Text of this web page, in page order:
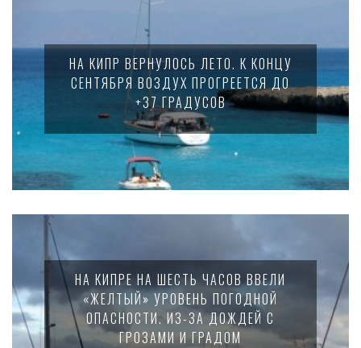
НА КИПР ВЕРНУЛОСЬ ЛЕТО. К КОНЦУ
СЕНТЯБРЯ ВОЗДУХ ПРОГРЕЕТСЯ ДО
+37 ГРАДУСОВ
НА КИПРЕ НА ШЕСТЬ ЧАСОВ ВВЕЛИ
«ЖЕЛТЫЙ» УРОВЕНЬ ПОГОДНОЙ
ОПАСНОСТИ. ИЗ-ЗА ДОЖДЕЙ С
ГРОЗАМИ И ГРАДОМ